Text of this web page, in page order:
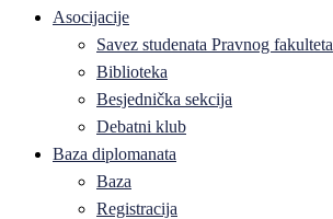
Asocijacije
Savez studenata Pravnog fakulteta
Biblioteka
Besjednička sekcija
Debatni klub
Baza diplomanata
Baza
Registracija